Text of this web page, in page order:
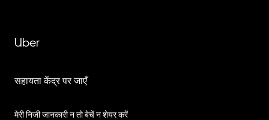
Uber
सहायता केंद्र पर जाएँ
मेरी निजी जानकारी न तो बेचें न शेयर करें